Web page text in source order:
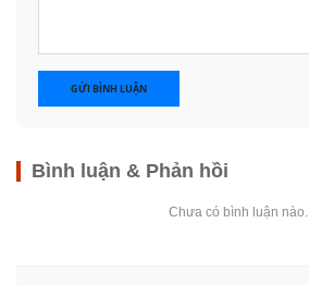
GỬI BÌNH LUẬN
Bình luận & Phản hồi
Chưa có bình luận nào.